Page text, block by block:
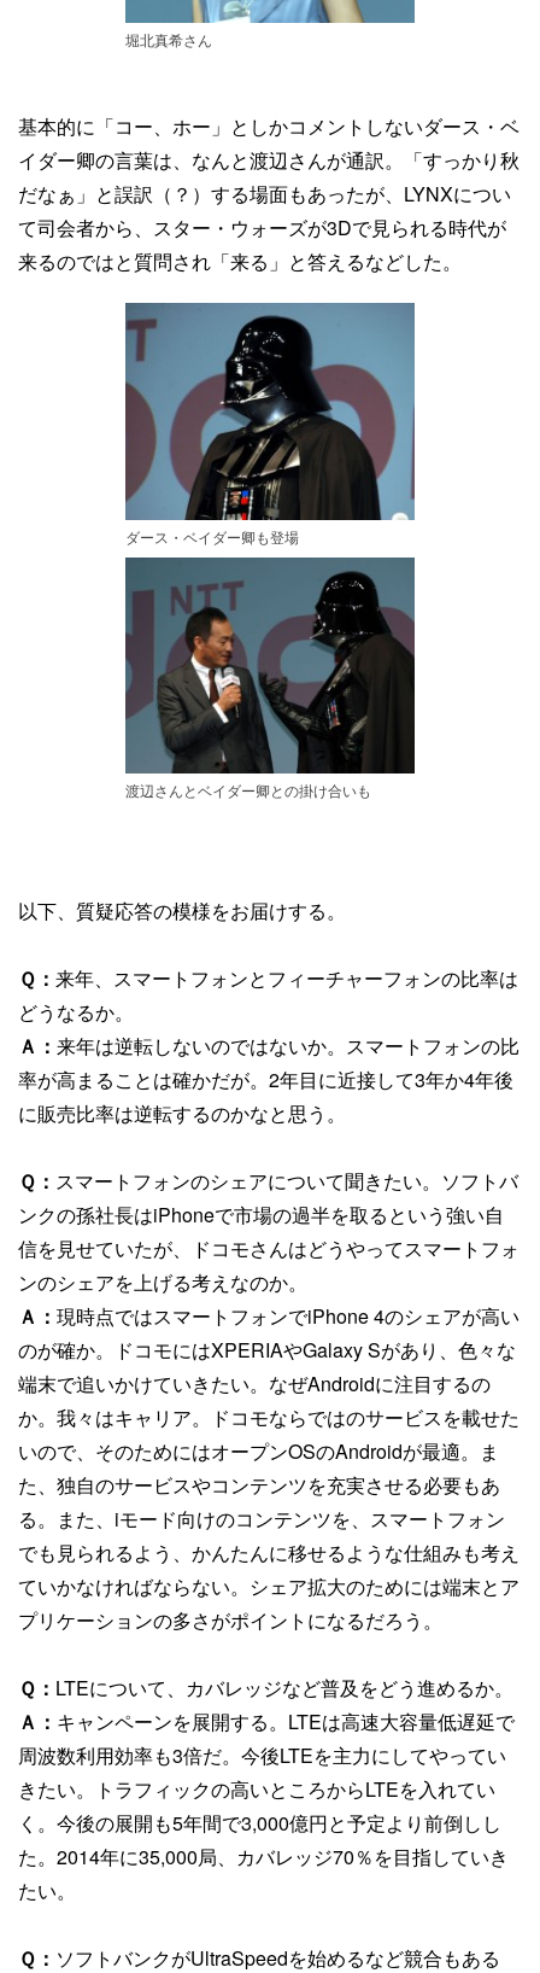
堀北真希さん
基本的に「コー、ホー」としかコメントしないダース・ベ
イダー卿の言葉は、なんと渡辺さんが通訳。「すっかり秋
だなぁ」と誤訳（？）する場面もあったが、LYNXについ
て司会者から、スター・ウォーズが3Dで見られる時代が
来るのではと質問され「来る」と答えるなどした。
ダース・ベイダー卿も登場
渡辺さんとベイダー卿との掛け合いも
以下、質疑応答の模様をお届けする。
Ｑ： 来年、スマートフォンとフィーチャーフォンの比率は
どうなるか。
Ａ： 来年は逆転しないのではないか。スマートフォンの比
率が高まることは確かだが。2年目に近接して3年か4年後
に販売比率は逆転するのかなと思う。
Ｑ： スマートフォンのシェアについて聞きたい。ソフトバ
ンクの孫社長はiPhoneで市場の過半を取るという強い自
信を見せていたが、ドコモさんはどうやってスマートフォ
ンのシェアを上げる考えなのか。
Ａ： 現時点ではスマートフォンでiPhone 4のシェアが高い
のが確か。ドコモにはXPERIAやGalaxy Sがあり、色々な
端末で追いかけていきたい。なぜAndroidに注目するの
か。我々はキャリア。ドコモならではのサービスを載せた
いので、そのためにはオープンOSのAndroidが最適。ま
た、独自のサービスやコンテンツを充実させる必要もあ
る。また、iモード向けのコンテンツを、スマートフォン
でも見られるよう、かんたんに移せるような仕組みも考え
ていかなければならない。シェア拡大のためには端末とア
プリケーションの多さがポイントになるだろう。
Ｑ： LTEについて、カバレッジなど普及をどう進めるか。
Ａ： キャンペーンを展開する。LTEは高速大容量低遅延で
周波数利用効率も3倍だ。今後LTEを主力にしてやってい
きたい。トラフィックの高いところからLTEを入れてい
く。今後の展開も5年間で3,000億円と予定より前倒しし
た。2014年に35,000局、カバレッジ70％を目指していき
たい。
Ｑ： ソフトバンクがUltraSpeedを始めるなど競合もある